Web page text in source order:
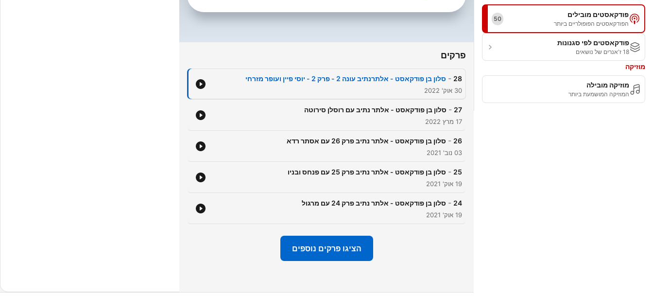
פודקאסטים מובילים
הפודקאסטים הפופולריים ביותר
50
פודקאסטים לפי סגנונות
18 ז'אנרים של נושאים
מוזיקה
מוזיקה מובילה
המוזיקה המושמעת ביותר
פרקים
28
- סלון בן פודקאסט - אלתרנתיב עונה 2 - פרק 2 - יוסי פיין ועופר מזרחי
30 אוק' 2022
27
- סלון בן פודקאסט - אלתר נתיב עם רוסלן סירוטה
17 מרץ 2022
26
- סלון בן פודקאסט - אלתר נתיב פרק 26 עם אסתר רדא
03 נוב' 2021
25
- סלון בן פודקאסט - אלתר נתיב פרק 25 עם פנחס ובניו
19 אוק' 2021
24
- סלון בן פודקאסט - אלתר נתיב פרק 24 עם מרגול
19 אוק' 2021
הציגו פרקים נוספים